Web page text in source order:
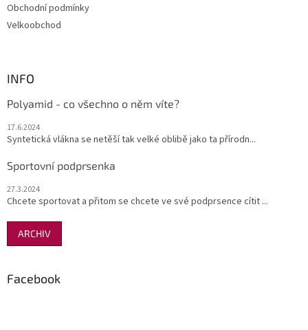
Obchodní podmínky
Velkoobchod
INFO
Polyamid - co všechno o něm víte?
17.6.2024
Syntetická vlákna se netěší tak velké oblibě jako ta přírodn...
Sportovní podprsenka
27.3.2024
Chcete sportovat a přitom se chcete ve své podprsence cítit ...
ARCHIV
Facebook